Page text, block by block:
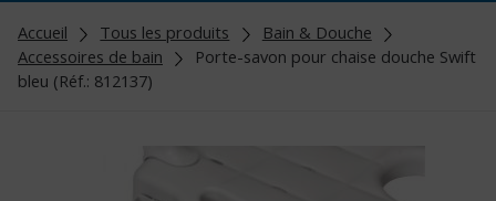
Accueil Tous les produits
Bain & Douche
Accessoires de bain
Porte-savon pour chaise douche Swift
bleu (Réf.: 812137)